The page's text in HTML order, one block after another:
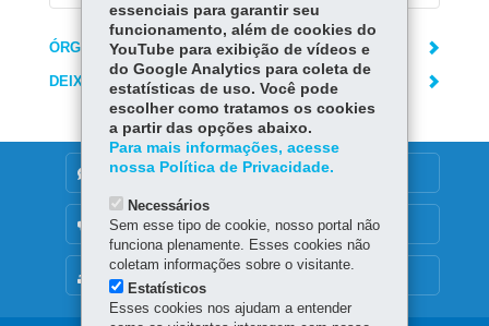
ÓRGÃO RESPONSÁVEL
DEIXE SUA OPINIÃO
DENUNCIE CORRUPÇÃO
OUVIDORIA
essenciais para garantir seu
funcionamento, além de cookies do
YouTube para exibição de vídeos e
do Google Analytics para coleta de
estatísticas de uso. Você pode
escolher como tratamos os cookies
a partir das opções abaixo.
Para mais informações, acesse
nossa Política de Privacidade.
Necessários
Sem esse tipo de cookie, nosso portal não
funciona plenamente. Esses cookies não
coletam informações sobre o visitante.
Estatísticos
Esses cookies nos ajudam a entender